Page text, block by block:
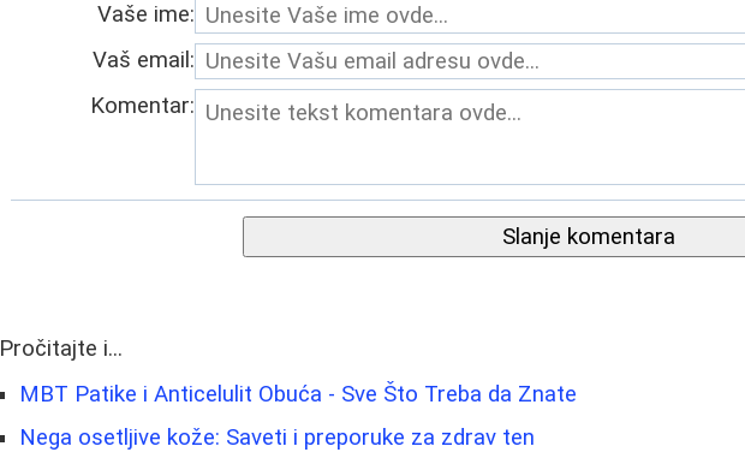
Vaše ime:
Vaš email:
Komentar:
Slanje komentara
Pročitajte i...
MBT Patike i Anticelulit Obuća - Sve Što Treba da Znate
Nega osetljive kože: Saveti i preporuke za zdrav ten